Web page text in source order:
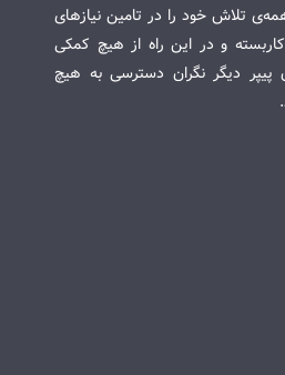
همه‌ی تلاش خود را در تامین نیازهای
و در این راه از هیچ کمکی
پیپر دیگر نگران دسترسی به هیچ